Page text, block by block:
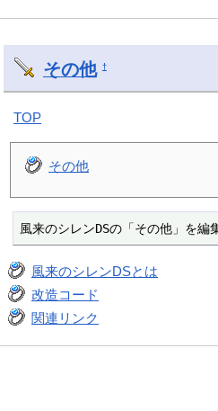
その他 †
TOP
その他
風来のシレンDSの「その他」を編
風来のシレンDSとは
改造コード
関連リンク